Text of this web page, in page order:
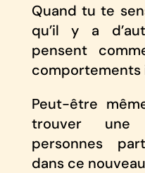
Quand tu te
qu’il y a
pensent
comportements
Peut-être
trouver une
personnes
dans ce